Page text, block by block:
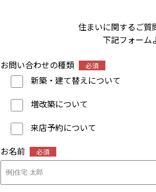
住まいに関するご質
下記フォーム
お問い合わせの種類 必須
新築・建て替えについて
増改築について
来店予約について
お名前
必須